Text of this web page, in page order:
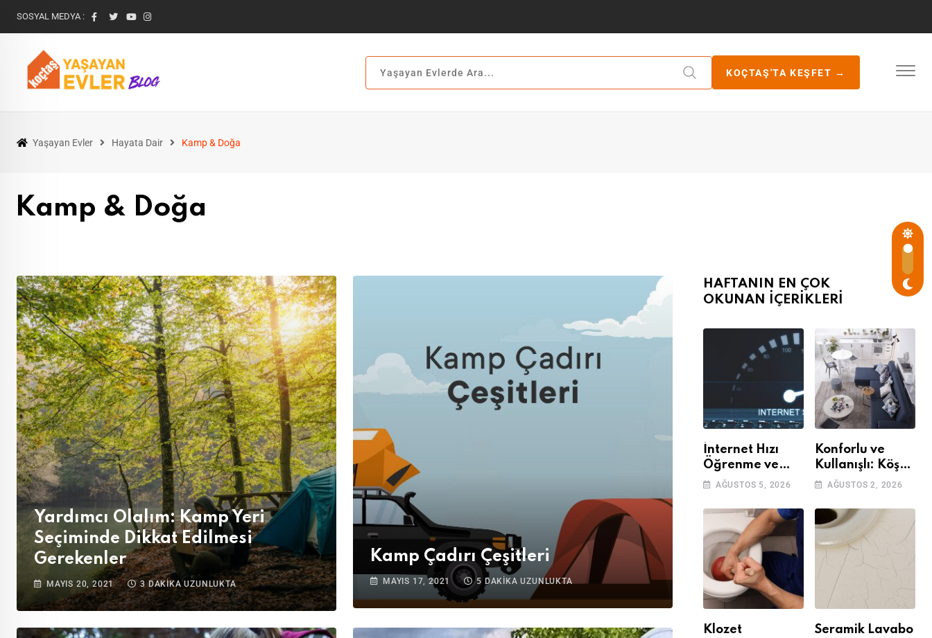
SOSYAL MEDYA :
KOÇTAŞ'TA KEŞFET →
Yaşayan Evler Hayata Dair Kamp & Doğa
Kamp & Doğa
Yardımcı Olalım: Kamp Yeri
Seçiminde Dikkat Edilmesi
Gerekenler
MAYIS 20, 2021 3 DAKIKA UZUNLUKTA
Kamp Çadırı Çeşitleri
MAYIS 17, 2021 5 DAKIKA UZUNLUKTA
HAFTANIN EN ÇOK
OKUNAN İÇERİKLERİ
İnternet Hızı
Öğrenme ve
Kontrol Etme
AĞUSTOS 5, 2026
Konforlu ve
Kullanışlı: Köşe
Takımları
AĞUSTOS 2, 2026
Klozet
Seramik Lavabo